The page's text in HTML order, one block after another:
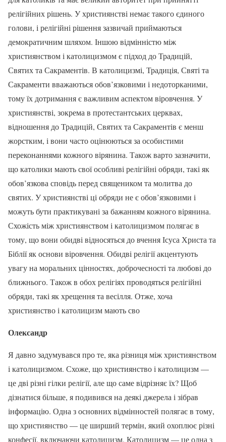
релігійних рішень. У християнстві немає такого єдиного
голови, і релігійні рішення зазвичай приймаються
демократичним шляхом. Іншою відмінністю між
християнством і католицизмом є підход до Традицій,
Святих та Сакраментів. В католицизмі, Традиція, Святі та
Сакраменти вважаються обов’язковими і недоторканими,
тому їх дотримання є важливим аспектом віровчення. У
християнстві, зокрема в протестантських церквах,
відношення до Традицій, Святих та Сакраментів є менш
жорстким, і вони часто оцінюються за особистими
переконаннями кожного вірянина. Також варто зазначити,
що католики мають свої особливі релігійні обряди, такі як
обов’язкова сповідь перед священиком та молитва до
святих. У християнстві ці обряди не є обов’язковими і
можуть бути практикувані за бажанням кожного вірянина.
Схожість між християнством і католицизмом полягає в
тому, що вони обидві відносяться до вчення Ісуса Христа та
Біблії як основи віровчення. Обидві релігії акцентують
увагу на моральних цінностях, доброчесності та любові до
ближнього. Також в обох релігіях проводяться релігійні
обряди, такі як хрещення та весілля. Отже, хоча
християнство і католицизм мають сво
Олександр
Я давно задумувався про те, яка різниця між християнством
і католицизмом. Схоже, що християнство і католицизм —
це дві різні гілки релігії, але що саме відрізняє їх? Щоб
дізнатися більше, я подивився на деякі джерела і зібрав
інформацію. Одна з основних відмінностей полягає в тому,
що християнство — це ширший термін, який охоплює різні
конфесії, включаючи католицизм. Католицизм — це одна з